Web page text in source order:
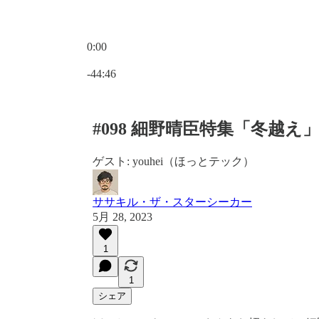
0:00
-44:46
#098 細野晴臣特集「冬越え」
ゲスト: youhei（ほっとテック）
ササキル・ザ・スターシーカー
5月 28, 2023
1
1
シェア